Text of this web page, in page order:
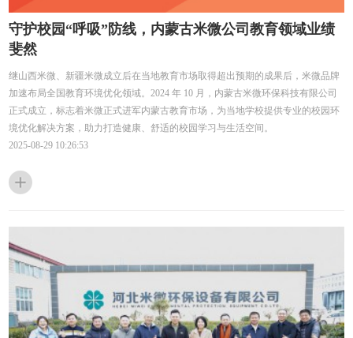
守护校园“呼吸”防线，内蒙古米微公司教育领域业绩
斐然
继山西米微、新疆米微成立后在当地教育市场取得超出预期的成果后，米微品牌
加速布局全国教育环境优化领域。2024 年 10 月，内蒙古米微环保科技有限公司
正式成立，标志着米微正式进军内蒙古教育市场，为当地学校提供专业的校园环
境优化解决方案，助力打造健康、舒适的校园学习与生活空间。
2025-08-29 10:26:53